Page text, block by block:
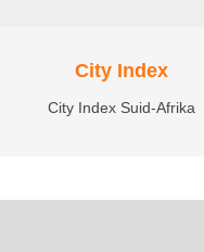
City Index
City Index Suid-Afrika